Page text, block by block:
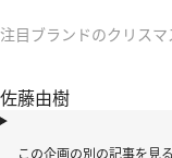
注目ブランドのクリス
佐藤由樹
この企画の別の記事を見る